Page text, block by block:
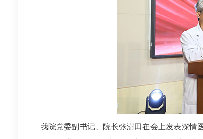
我院党委副书记、院长张澍田在会上发表深情